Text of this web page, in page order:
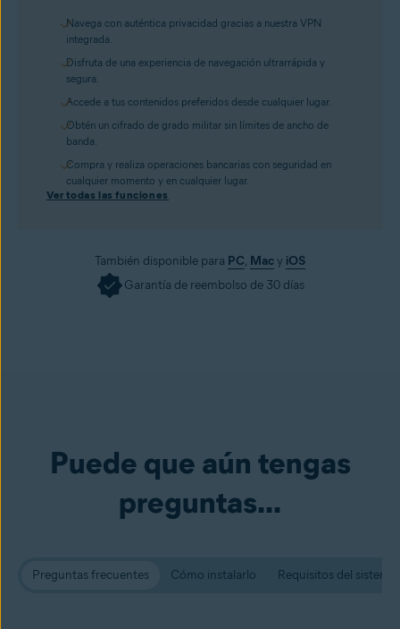
Navega con auténtica privacidad gracias a nuestra VPN
integrada.
Disfruta de una experiencia de navegación ultrarrápida y
segura.
Accede a tus contenidos preferidos desde cualquier lugar.
Obtén un cifrado de grado militar sin límites de ancho de
banda.
Compra y realiza operaciones bancarias con seguridad en
cualquier momento y en cualquier lugar.
Ver todas las funciones
También disponible para PC, Macy iOS
Garantía de reembolso de 30 días
Puede que aún tengas
preguntas...
Preguntas frecuentes Cómo instalarlo Requisitos del sistema